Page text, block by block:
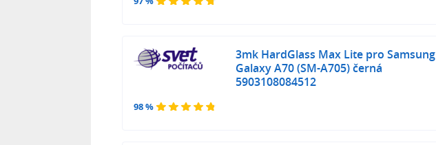
98 %
3mk HardGlass Max Lite pro Samsung
Galaxy A70 (SM-A705) černá
5903108084512